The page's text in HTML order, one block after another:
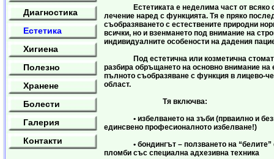
Диагностика
Естетика
Хигиена
Полезно
Хранене
Болести
Галерия
Контакти
Естетиката е неделима част от всяко
лечение наред с функцията. Тя е пряко
съобразяването с естествените природни
всички, но и взенмането под внимание на
индивидуалните особености на дадения
Под естетична или козметична
разбира обръщането на основно внимание на
пълното съобразяване с функция в лицево-
област.
Тя включва:
• избелването на зъби (прваилно и
единсвено професионалното избелване!)
• бондингът – ползването на “белите”
пломби със специална адхезивна техника